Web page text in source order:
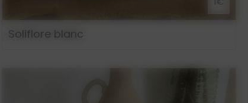
Soliflore blanc